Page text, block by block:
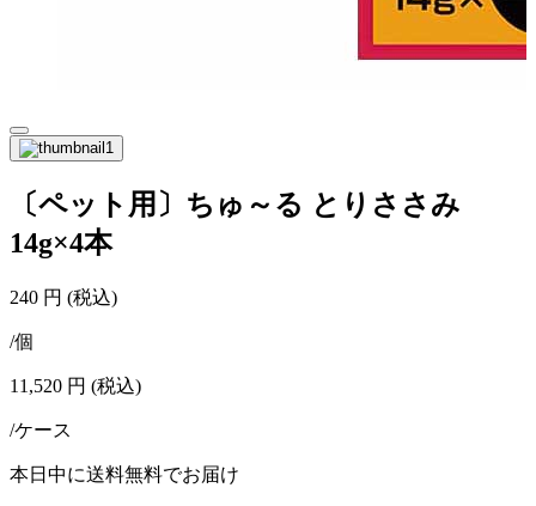
〔ペット用〕ちゅ～る とりささみ
14g×4本
240 円 (税込)
/個
11,520 円 (税込)
/ケース
本日中に送料無料でお届け